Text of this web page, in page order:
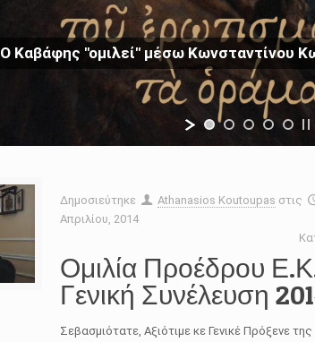
Ο Καβάφης "ομιλεί" μέσω Κωνσταντίνου
Δημοσιεύτηκε Athanasios Koutoupas στις
Απριλίου, 2014
Ομιλία Προέδρου
Γενική Συνέλευση
Σεβασμιότατε, Αξιότιμε κε Γενικέ Πρόξενε